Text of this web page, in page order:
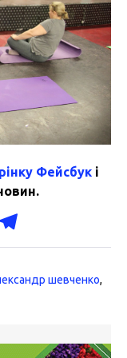
Фейсбук і
шевченко,